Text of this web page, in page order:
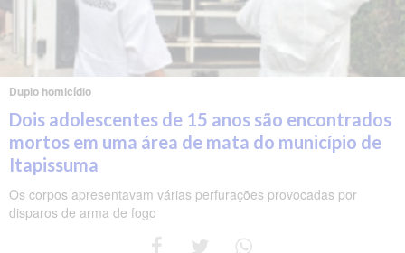
Duplo homicídio
Dois adolescentes de 15 anos são encontrados
mortos em uma área de mata do município de
Itapissuma
Os corpos apresentavam várias perfurações provocadas por
disparos de arma de fogo